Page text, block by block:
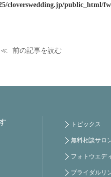
cloverswedding.jp/public_html/
前の記事を読む
トピックス
無料相談サロ
フォトウエデ
ブライダルリ